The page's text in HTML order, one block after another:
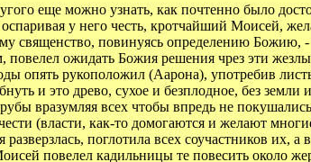
еще можно узнать, как почтенно было
у него честь, кротчайший Моисей,
священство, повинуясь определению
ожидать Божия решения чрез эти
опять рукоположил (Аарона), употребив
и это древо, сухое и безплодное, без
вразумляя всех чтобы впредь не
(власти, как-то домогаются и желают
поглотила всех соучастников
повелел кадильницы те повесить около